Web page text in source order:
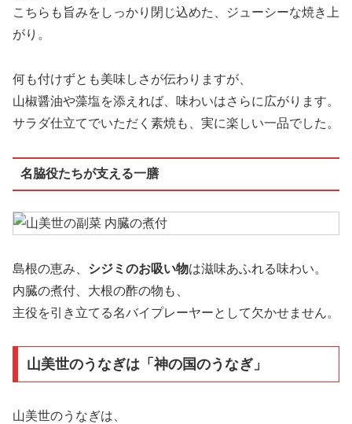
こちらも旨みをしっかり閉じ込めた、ジューシーな焼き上
がり。
何も付けずとも美味しさが伝わりますが、
山椒醤油や藻塩を添えれば、味わいはさらに広がります。
サラダ仕立てでいただく素焼も、実に楽しい一品でした。
名脇役たちが支える一膳
島根の恵み、 シジミのお吸い物は滋味あふれる味わい。
内臓の煮付、大根の酢の物も、
主役を引き立てる名バイプレーヤーとして欠かせません。
山美世のうなぎは「神の国のうなぎ」
山美世のうなぎは、